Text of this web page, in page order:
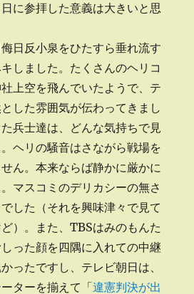
に参拝した意義は大きいと思
日反小泉をひたすら垂れ流す
しました。たくさんのヘリコ
上空を飛んでいたようで、テ
した雰囲気が伝わってきまし
兵士達は、どんな気持ちで見
ヘリの騒音はさながら戦場を
ん。本来ならば静かに厳かに
マスコミのデリカシーの無さ
した（それを興味津々で見て
）。また、TBSはみのもんた
った顔を四隅に入れての中継
ったですし、テレビ朝日は、
ターを揃えて「違憲判決が出